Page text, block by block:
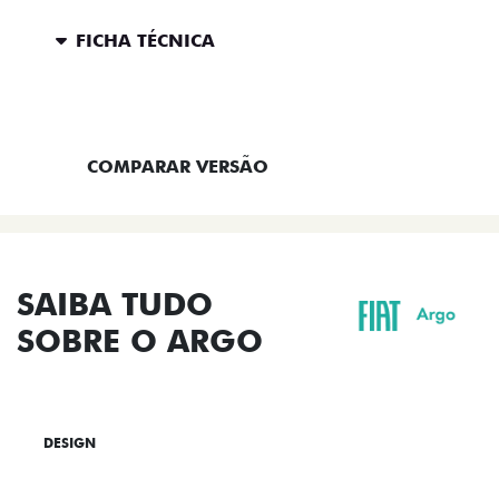
FICHA TÉCNICA
COMPARAR VERSÃO
SAIBA TUDO
SOBRE O ARGO
DESIGN